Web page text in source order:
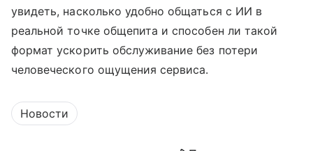
увидеть, насколько удобно общаться с ИИ в
реальной точке общепита и способен ли такой
формат ускорить обслуживание без потери
человеческого ощущения сервиса.
Новости